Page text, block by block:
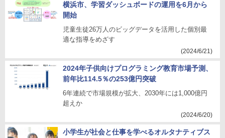
横浜市、学習ダッシュボードの運用を6月から
開始
児童生徒26万人のビッグデータを活用した個別最
適な指導をめざす
(2024/6/21)
2024年子供向けプログラミング教育市場予測、
前年比114.5％の253億円突破
6年連続で市場規模が拡大、2030年には1,000億円
超えか
(2024/6/20)
小学生が社会と仕事を学べるオルタナティブス